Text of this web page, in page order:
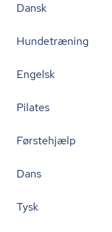
Dansk
Hundetræning
Engelsk
Pilates
Førstehjælp
Dans
Tysk